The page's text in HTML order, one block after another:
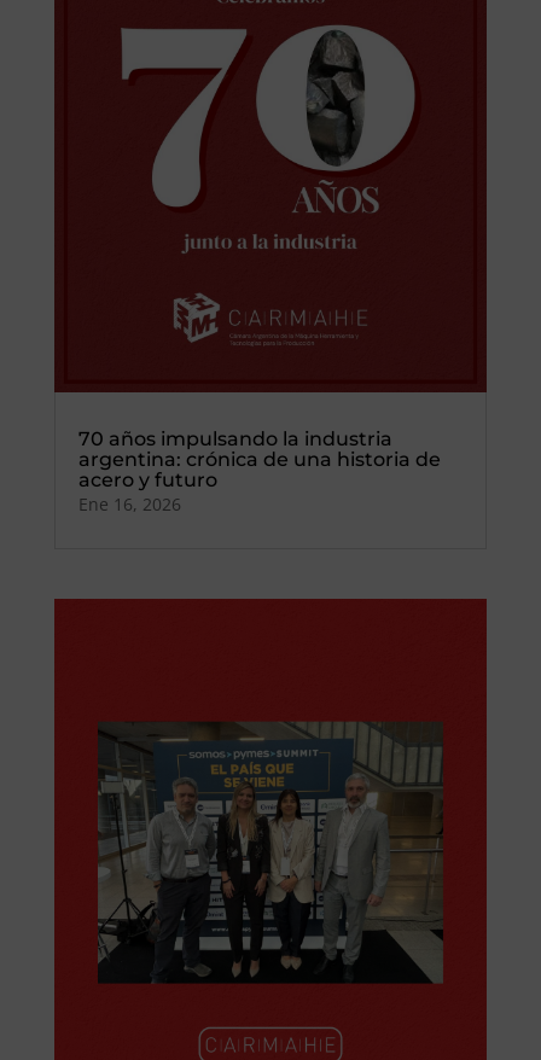
70 años impulsando la industria
argentina: crónica de una historia de
acero y futuro
Ene 16, 2026